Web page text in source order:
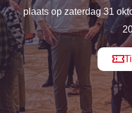
plaats op zaterdag 31